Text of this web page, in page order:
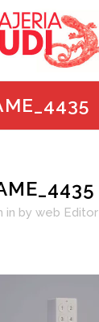
in by web Editor